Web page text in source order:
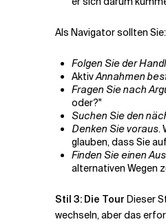
Als Navigator sollten Sie:
Folgen Sie der
AktivAnnahmen
Fragen Sie nach
oder?"
Suchen Sie den
Denken Sie voraus.
glauben, dass Sie
Finden Sie einen
alternativen Wegen
Stil 3: Die Tour Dieser
wechseln, aber das